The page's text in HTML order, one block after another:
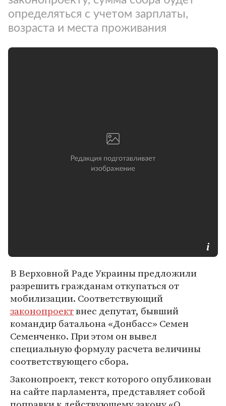
определяться с учетом зарплаты,
возраста и места проживания
В Верховной Раде Украины предложили
разрешить гражданам откупаться от
мобилизации. Соответствующий
законопроектвнес депутат, бывший
командир батальона «Донбасс» Семен
Семенченко. При этом он вывел
специальную формулу расчета величины
соответствующего сбора.
Законопроект, текст которого опубликован
на сайте парламента, представляет собой